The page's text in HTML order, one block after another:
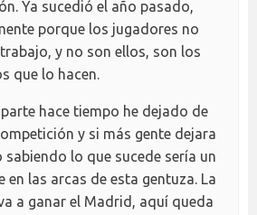
Ya sucedió el año pasado,
porque los jugadores no
y no son ellos, son los
que lo hacen.
hace tiempo he dejado de
y si más gente dejara
sabiendo lo que sucede sería un
en las arcas de esta gentuza. La
a ganar el Madrid, aquí queda